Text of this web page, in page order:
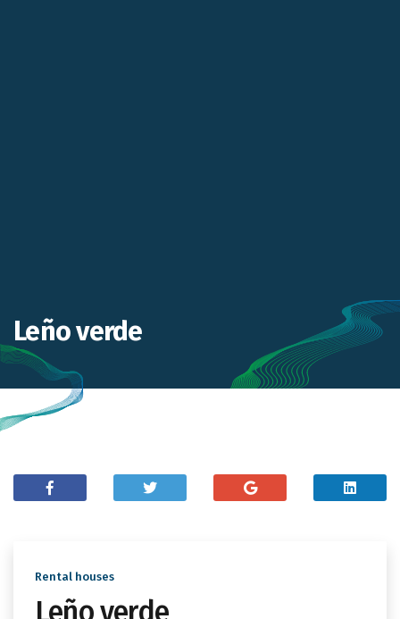
Leño verde
Rental houses
Leño verde